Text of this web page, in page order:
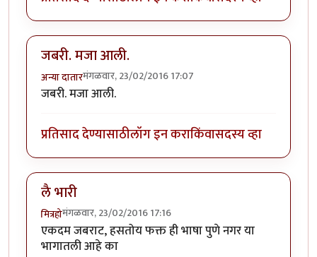
जबरी. मजा आली.
अन्या दातारमंगळवार, 23/02/2016 17:07
जबरी. मजा आली.
प्रतिसाद देण्यासाठीलॉग इन कराकिंवासदस्य व्हा
लै भारी
मित्रहोमंगळवार, 23/02/2016 17:16
एकदम जबराट, हसतोय फक्त ही भाषा पुणे नगर या
भागातली आहे का